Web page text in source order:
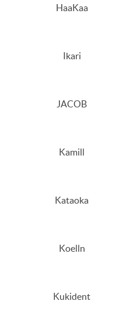
HaaKaa
Ikari
JACOB
Kamill
Kataoka
Koelln
Kukident